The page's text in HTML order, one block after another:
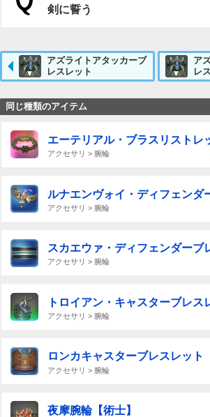
剣に誓う
アズライトアタッカーブ
レスレット
ア
レ
同じ種類のアイテム
エーテリアル・ブラスリストレ
アクセサリ > 腕輪
ルナエンヴォイ・ディフェンダ
アクセサリ > 腕輪
スカエウァ・ディフェンダーブ
アクセサリ > 腕輪
トロイアン・キャスターブレス
アクセサリ > 腕輪
ロンカキャスターブレスレット
アクセサリ > 腕輪
夜摩腕輪【術士】